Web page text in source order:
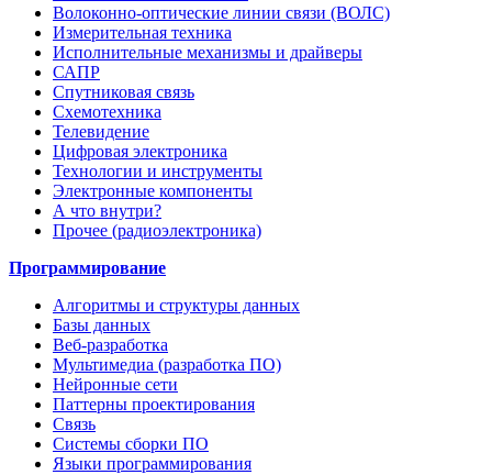
Волоконно-оптические линии связи (ВОЛС)
Измерительная техника
Исполнительные механизмы и драйверы
САПР
Спутниковая связь
Схемотехника
Телевидение
Цифровая электроника
Технологии и инструменты
Электронные компоненты
А что внутри?
Прочее (радиоэлектроника)
Программирование
Алгоритмы и структуры данных
Базы данных
Веб-разработка
Мультимедиа (разработка ПО)
Нейронные сети
Паттерны проектирования
Связь
Системы сборки ПО
Языки программирования